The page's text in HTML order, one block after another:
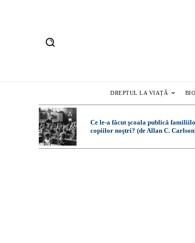
DREPTUL LA VIAȚĂ
Ce le-a făcut şcoala publică
copiilor noştri? (de Allan C.